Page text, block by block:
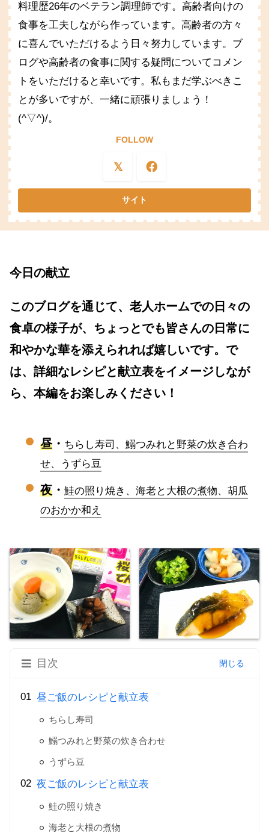
料理歴26年のベテラン調理師です。高齢者向けの
食事を工夫しながら作っています。高齢者の方々
に喜んでいただけるよう日々努力しています。ブ
ログや高齢者の食事に関する疑問についてコメン
トをいただけると幸いです。私もまだ学ぶべきこ
とが多いですが、一緒に頑張りましょう！
(^▽^)/。
FOLLOW
今日の献立
このブログを通じて、老人ホームでの日々の
食卓の様子が、ちょっとでも皆さんの日常に
和やかな華を添えられれば嬉しいです。で
は、詳細なレシピと献立表をイメージしなが
ら、本編をお楽しみください！
昼・ ちらし寿司、鰯つみれと野菜の炊き合わ
せ、うずら豆
夜 ・ 鮭の照り焼き、海老と大根の煮物、胡瓜
のおかか和え
目次
昼ご飯のレシピと献立表
ちらし寿司
鰯つみれと野菜の炊き合わせ
うずら豆
夜ご飯のレシピと献立表
鮭の照り焼き
海老と大根の煮物